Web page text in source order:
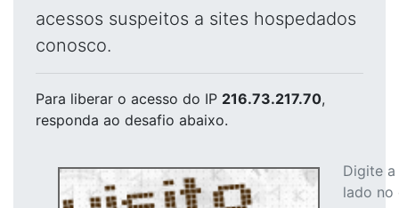
acessos suspeitos a sites hospedados
conosco.
Para liberar o acesso do IP 216.73.217.70,
responda ao desafio abaixo.
Digite
lado no